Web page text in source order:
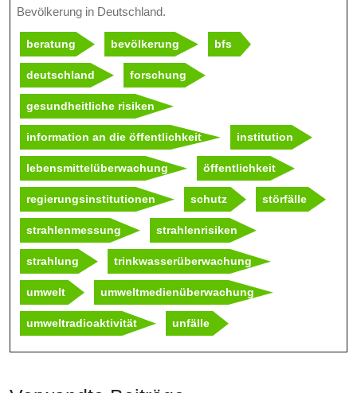
Bevölkerung in Deutschland.
beratung bevölkerung bfs
deutschland forschung
gesundheitliche risiken
information an die öffentlichkeit institution
lebensmittelüberwachung öffentlichkeit
regierungsinstitutionen schutz störfälle
strahlenmessung strahlenrisiken
strahlung trinkwasserüberwachung
umwelt umweltmedienüberwachung
umweltradioaktivität unfälle